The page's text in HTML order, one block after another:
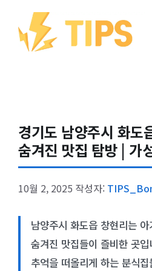
건너뛰기
경기도 남양주시 화도
숨겨진 맛집 탐방 | 가
10월 2, 2025 작성자:
남양주시 화도읍 창현리는
숨겨진 맛집들이 즐비한 곳
추억을 떠올리게 하는 분식